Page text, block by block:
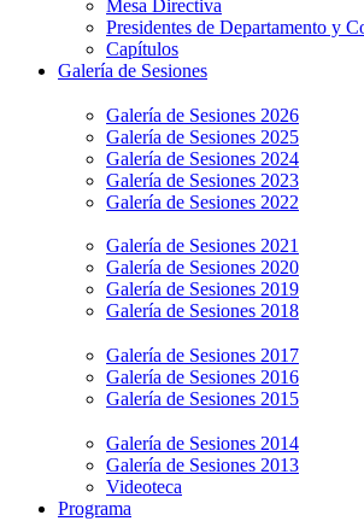
Mesa Directiva
Presidentes de Departamento y
Capítulos
Galería de Sesiones
Galería de Sesiones 2026
Galería de Sesiones 2025
Galería de Sesiones 2024
Galería de Sesiones 2023
Galería de Sesiones 2022
Galería de Sesiones 2021
Galería de Sesiones 2020
Galería de Sesiones 2019
Galería de Sesiones 2018
Galería de Sesiones 2017
Galería de Sesiones 2016
Galería de Sesiones 2015
Galería de Sesiones 2014
Galería de Sesiones 2013
Videoteca
Programa